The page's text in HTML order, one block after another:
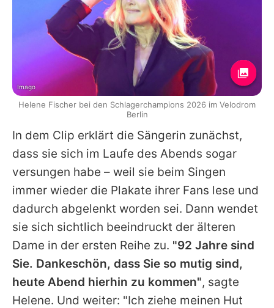
In dem Clip erklärt die Sängerin zunächst,
dass sie sich im Laufe des Abends sogar
versungen habe – weil sie beim Singen
immer wieder die Plakate ihrer Fans lese und
dadurch abgelenkt worden sei. Dann wendet
sie sich sichtlich beeindruckt der älteren
Dame in der ersten Reihe zu. "92 Jahre sind
Sie. Dankeschön, dass Sie so mutig sind,
heute Abend hierhin zu kommen", sagte
Helene. Und weiter: "Ich ziehe meinen Hut
Imago
Helene Fischer bei den Schlagerchampions 2026 im Velodrom
Berlin